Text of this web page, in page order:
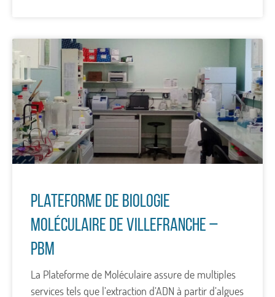
Plateforme de Biologie
Moléculaire de Villefranche –
PBM
La Plateforme de Moléculaire assure de multiples
services tels que l’extraction d’ADN à partir d’algues